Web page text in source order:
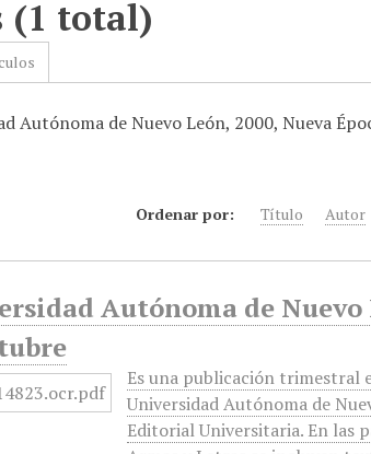
(1 total)
Autónoma de Nuevo León, 2000, Nueva
Ordenar por: Título Autor
Autónoma de Nuevo
Es una publicación trimestral
Universidad Autónoma de
Editorial Universitaria. En las